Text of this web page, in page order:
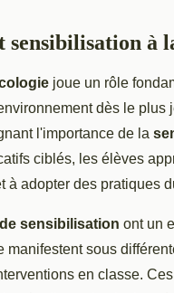
sensibilisation à
joue un rôle
dès le
l'importance de la
ciblés, les élèves
à adopter des pratiques
sensibilisation ont un
manifestent sous
en classe.